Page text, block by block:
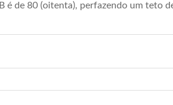
é de 80 (oitenta), perfazendo um teto